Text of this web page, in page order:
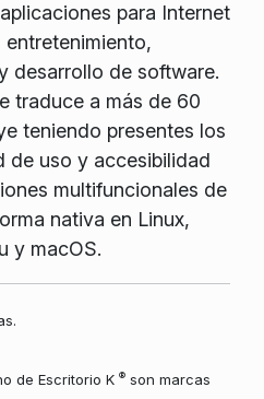
para Internet
desarrollo de software.
traduce a más de 60
teniendo presentes los
de uso y accesibilidad
multifuncionales de
nativa en Linux,
y macOS.
de Escritorio K ®son marcas